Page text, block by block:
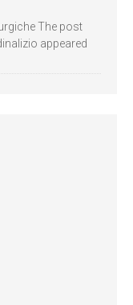
The post
appeared